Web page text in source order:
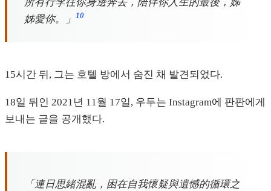
姊愛你。」 10
15시간 뒤, 그는 호텔 방에서 숨진 채 발견되었다.
18일 뒤인 2021년 11월 17일, 우두는 Instagram에 판판에게
보내는 글을 공개했다.
「連日思緒混亂，困在自我懷疑與遺憾的循環之